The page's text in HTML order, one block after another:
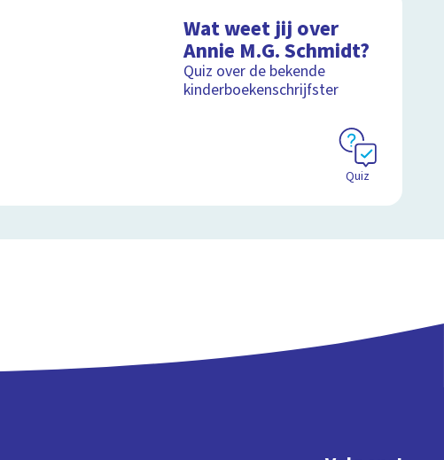
Wat weet jij over
Annie M.G. Schmidt?
Quiz over de bekende
kinderboekenschrijfster
Quiz